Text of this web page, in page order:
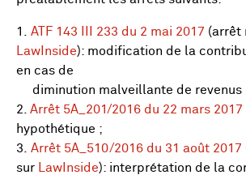
1. ATF 143 III 233 du 2 mai 2017 (arrêt
LawInside): modification de la
en cas de
diminution malveillante de revenus
2. Arrêt 5A_201/2016 du 22 mars 2017
hypothétique ;
3. Arrêt 5A_510/2016 du 31 août 2017
sur
LawInside): interprétation de la